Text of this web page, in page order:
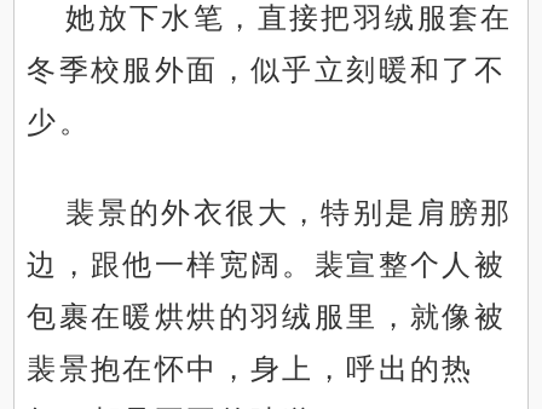
她放下水笔，直接把羽绒服套在
冬季校服外面，似乎立刻暖和了不
少。
裴景的外衣很大，特别是肩膀那
边，跟他一样宽阔。裴宣整个人被
包裹在暖烘烘的羽绒服里，就像被
裴景抱在怀中，身上，呼出的热